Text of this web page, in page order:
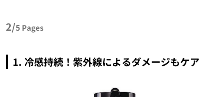
2/5 Pages
1. 冷感持続！紫外線によるダメージもケア